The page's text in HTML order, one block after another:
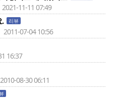
11-11 07:49
. 리뷰
07-04 10:56
16:37
08-30 06:11